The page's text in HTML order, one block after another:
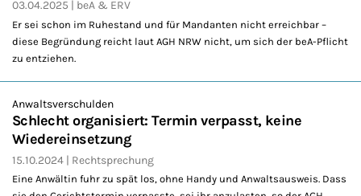
03.04.2025 beA & ERV
Er sei schon im Ruhestand und für Mandanten nicht erreichbar –
diese Begründung reicht laut AGH NRW nicht, um sich der beA-Pflicht
zu entziehen.
Anwaltsverschulden
Schlecht organisiert: Termin verpasst, keine
Wiedereinsetzung
15.10.2024 Rechtsprechung
Eine Anwältin fuhr zu spät los, ohne Handy und Anwaltsausweis. Dass